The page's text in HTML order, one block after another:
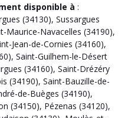
disponible à :
(34130), Sussargues
Maurice-Navacelles (34190),
Jean-de-Cornies (34160),
, Saint-Guilhem-le-Désert
(34160), Saint-Drézéry
(34190), Saint-Bauzille-de-
de-Buèges (34190),
(34150), Pézenas (34120),